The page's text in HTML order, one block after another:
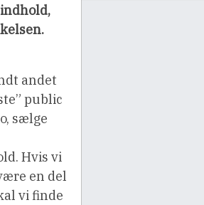
andet
public
sælge
Hvis vi
en del
vi finde